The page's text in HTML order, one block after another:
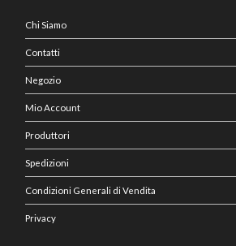
Chi Siamo
Contatti
Negozio
Mio Account
Produttori
Spedizioni
Condizioni Generali di Vendita
Privacy